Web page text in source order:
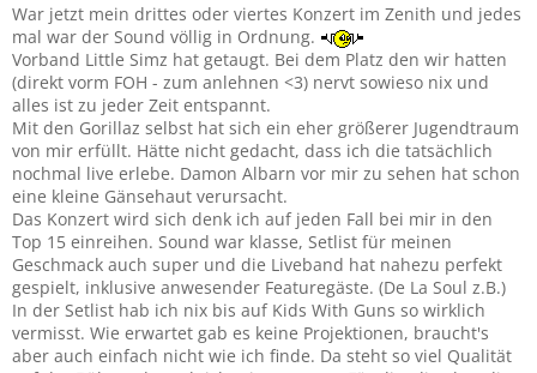
War jetzt mein drittes oder viertes Konzert im Zenith und jedes
mal war der Sound völlig in Ordnung.
Vorband Little Simz hat getaugt. Bei dem Platz den wir hatten
(direkt vorm FOH - zum anlehnen <3) nervt sowieso nix und
alles ist zu jeder Zeit entspannt.
Mit den Gorillaz selbst hat sich ein eher größerer Jugendtraum
von mir erfüllt. Hätte nicht gedacht, dass ich die tatsächlich
nochmal live erlebe. Damon Albarn vor mir zu sehen hat schon
eine kleine Gänsehaut verursacht.
Das Konzert wird sich denk ich auf jeden Fall bei mir in den
Top 15 einreihen. Sound war klasse, Setlist für meinen
Geschmack auch super und die Liveband hat nahezu perfekt
gespielt, inklusive anwesender Featuregäste. (De La Soul z.B.)
In der Setlist hab ich nix bis auf Kids With Guns so wirklich
vermisst. Wie erwartet gab es keine Projektionen, braucht's
aber auch einfach nicht wie ich finde. Da steht so viel Qualität